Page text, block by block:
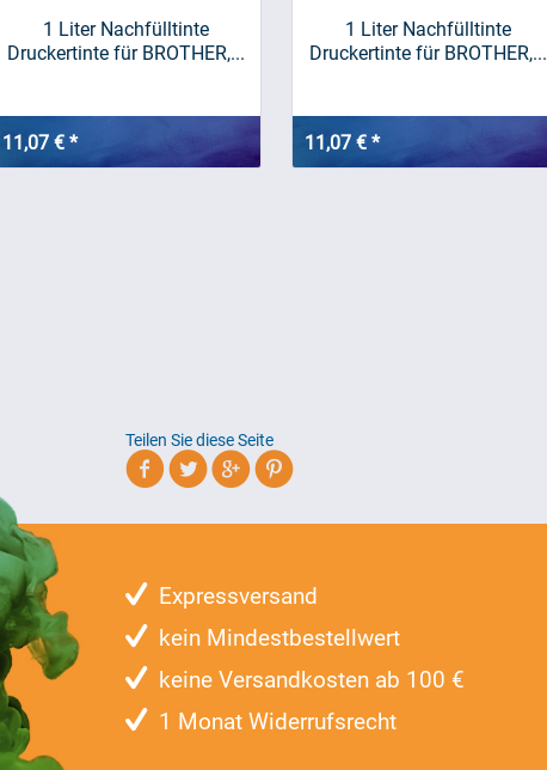
1 Liter Nachfülltinte
Druckertinte für BROTHER,...
11,07 € *
1 Liter Nachfülltinte
Druckertinte für BROTHER,...
11,07 € *
Teilen Sie diese Seite
Expressversand
kein Mindestbestellwert
keine Versandkosten ab 100 €
1 Monat Widerrufsrecht